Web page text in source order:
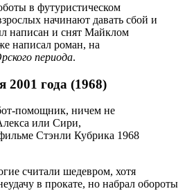
в футуристическом
начинают давать сбой и
написан и снят Майклом
написал роман, на
периода.
2001 года (1968)
помощник, ничем не
или Сири,
Стэнли Кубрика 1968
считали шедевром, хотя
в прокате, но набрал обороты